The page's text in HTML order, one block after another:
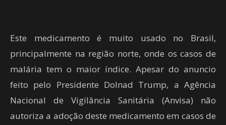
Este medicamento é muito usado no Brasil,
principalmente na região norte, onde os casos de
malária tem o maior índice. Apesar do anuncio
feito pelo Presidente Dolnad Trump, a Agência
Nacional de Vigilância Sanitária (Anvisa) não
autoriza a adoção deste medicamento em casos de